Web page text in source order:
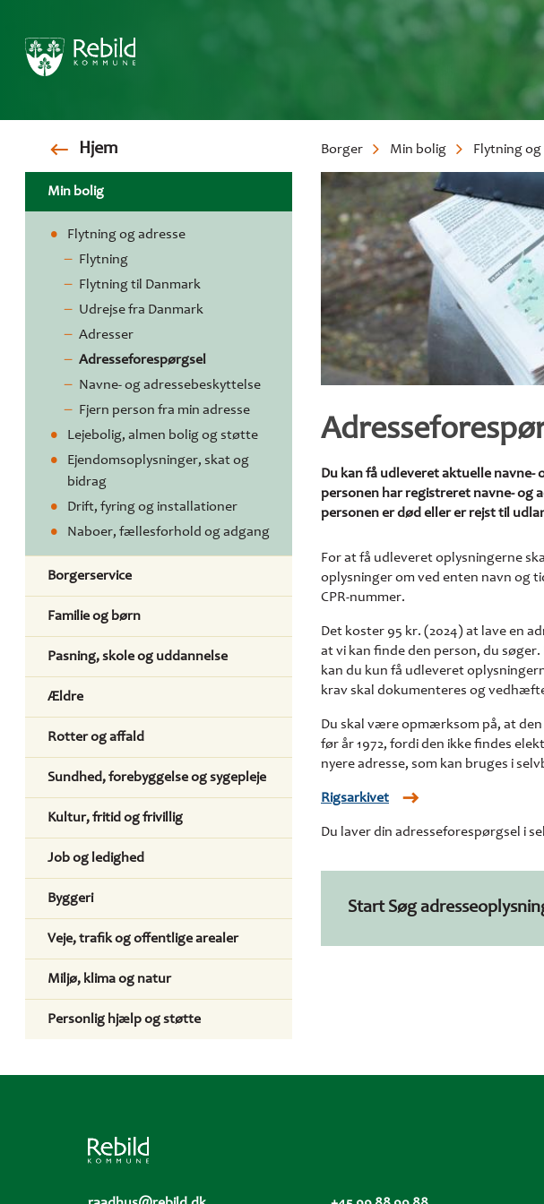
hovedindhold
Hjem
Brødkrumme
Borger Min bolig Flytning og
Borgerservice
Familie og børn
Pasning, skole og uddannelse
Ældre
Rotter og affald
Sundhed, forebyggelse og sygepleje
Kultur, fritid og frivillig
Job og ledighed
Min bolig
Flytning og adresse
Flytning
Flytning til Danmark
Udrejse fra Danmark
Adresser
Adresseforespørgsel
Navne- og adressebeskyttelse
Fjern person fra min adresse
Lejebolig, almen bolig og støtte
Ejendomsoplysninger, skat og
bidrag
Drift, fyring og installationer
Naboer, fællesforhold og adgang
Byggeri
Veje, trafik og offentlige arealer
Miljø, klima og natur
Personlig hjælp og støtte
Du kan få udleveret aktuelle navne-
personen har registreret navne- og
personen er død eller er rejst til
For at få udleveret oplysningerne
oplysninger om ved enten navn og
CPR-nummer.
Det koster 95 kr. (2024) at lave en
at vi kan finde den person, du
kan du kun få udleveret
krav skal dokumenteres og
Du skal være opmærksom på, at
før år 1972, fordi den ikke findes
nyere adresse, som kan bruges i
Rigsarkivet
Du laver din adresseforespørgsel i
Start Søg